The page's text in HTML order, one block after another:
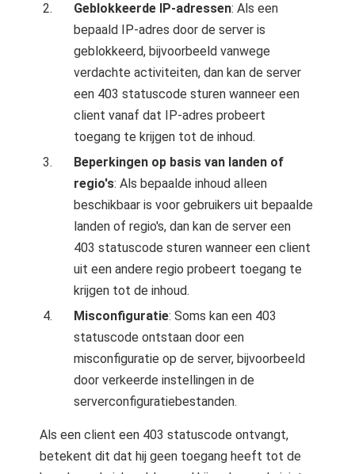
Geblokkeerde IP-adressen: Als een
bepaald IP-adres door de server is
geblokkeerd, bijvoorbeeld vanwege
verdachte activiteiten, dan kan de server
een 403 statuscode sturen wanneer een
client vanaf dat IP-adres probeert
toegang te krijgen tot de inhoud.
Beperkingen op basis van landen of
regio's: Als bepaalde inhoud alleen
beschikbaar is voor gebruikers uit bepaalde
landen of regio's, dan kan de server een
403 statuscode sturen wanneer een client
uit een andere regio probeert toegang te
krijgen tot de inhoud.
Misconfiguratie: Soms kan een 403
statuscode ontstaan door een
misconfiguratie op de server, bijvoorbeeld
door verkeerde instellingen in de
serverconfiguratiebestanden.
Als een client een 403 statuscode ontvangt,
betekent dit dat hij geen toegang heeft tot de